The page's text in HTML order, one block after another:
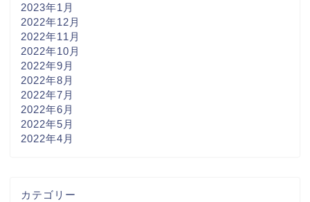
2023年1月
2022年12月
2022年11月
2022年10月
2022年9月
2022年8月
2022年7月
2022年6月
2022年5月
2022年4月
カテゴリー